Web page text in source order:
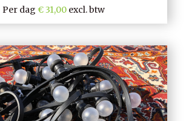
Per dag 31,00excl. btw